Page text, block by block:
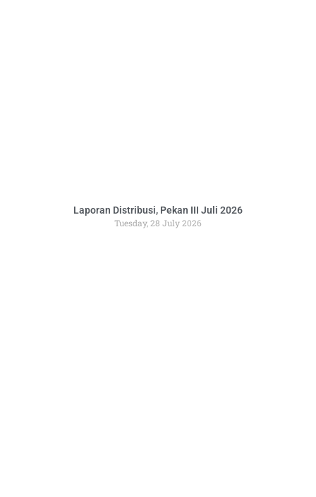
Laporan Distribusi, Pekan III Juli 2026
Tuesday, 28 July 2026